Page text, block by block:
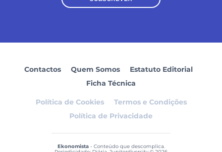
Contactos Quem Somos
Estatuto Editorial
Ficha Técnica
Política de Cookies
Termos e Condições
Política de Privacidade
Ekonomista- Conteúdo que descomplica.